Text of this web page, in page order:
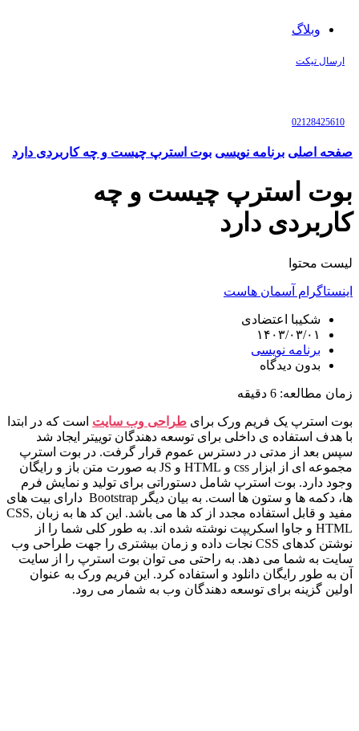
وبلاگ
ارسال تیکت
02128425610
صفحه اصلی برنامه نویسی بوت استرپ چیست و چه کاربردی دارد
بوت استرپ چیست و چه
کاربردی دارد
لیست محتوا
اینستاگرام آسمان هاست
شکیبا اعتضادی
۱۴۰۳/۰۳/۰۱
برنامه نویسی
بدون دیدگاه
زمان مطالعه: 6 دقیقه
بوت استرپ یک فریم ورک برای طراحی وب‌ سایت است که در ابتدا
با هدف استفاده‌ ی داخلی برای توسعه‌ دهندگان توییتر ایجاد شد
سپس بعد از مدتی در دسترس عموم قرار گرفت. در بوت استرپ
مجموعه ای از ابزار css و HTML و JS به‌ صورت متن باز و رایگان
وجود دارد. بوت استرپ شامل دستوراتی برای تولید و نمایش فرم‌
ها، دکمه‌ ها و ستون ها است. به‌ بیان‌ دیگر Bootstrap دارای بیت های
مفید و قابل‌ استفاده مجدد از کد ها می‌ باشد. این کد ها به زبان CSS,
HTML و جاوا اسکریپت نوشته‌ شده اند. به‌ طور کلی شما را از
نوشتن کدهای CSS نجات داده و زمان بیشتری را جهت طراحی وب‌
سایت به شما می‌ دهد. به‌ راحتی می‌ توان بوت استرپ را از سایت
آن به‌ طور رایگان دانلود و استفاده کرد. این فریم ورک به‌ عنوان
اولین گزینه برای توسعه‌ دهندگان وب به شمار می رود.